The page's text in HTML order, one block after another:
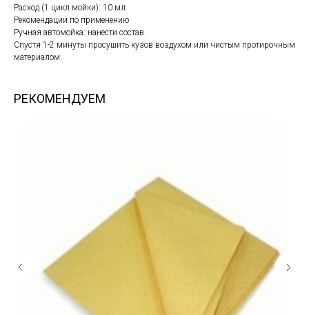
Расход (1 цикл мойки): 10 мл.
Рекомендации по применению
Ручная автомойка: нанести состав.
Спустя 1-2 минуты просушить кузов воздухом или чистым протирочным
материалом.
РЕКОМЕНДУЕМ